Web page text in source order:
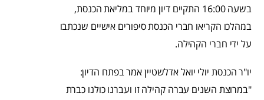
בשעה 16:00 התקיים דיון מיוחד במליאת הכנסת,
במהלכו הקריאו חברי הכנסת סיפורים אישיים שנכתבו
על ידי חברי הקהילה.
יו"ר הכנסת יולי יואל אדלשטיין אמר בפתח הדיון:
"במרוצת השנים עברה קהילה זו ועברנו כולנו כברת